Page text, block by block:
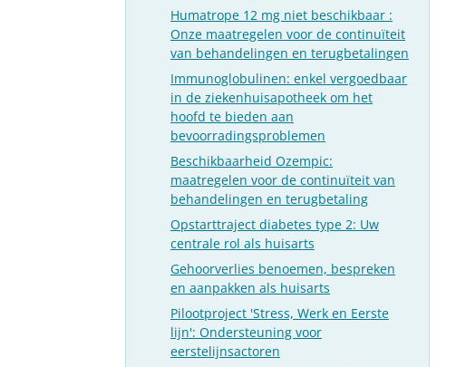
Humatrope 12 mg niet beschikbaar :
Onze maatregelen voor de continuïteit
van behandelingen en terugbetalingen
Immunoglobulinen: enkel vergoedbaar
in de ziekenhuisapotheek om het
hoofd te bieden aan
bevoorradingsproblemen
Beschikbaarheid Ozempic:
maatregelen voor de continuïteit van
behandelingen en terugbetaling
Opstarttraject diabetes type 2: Uw
centrale rol als huisarts
Gehoorverlies benoemen, bespreken
en aanpakken als huisarts
Pilootproject 'Stress, Werk en Eerste
lijn': Ondersteuning voor
eerstelijnsactoren